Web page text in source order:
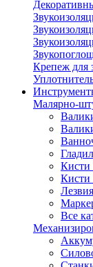
Крепеж для
Малярно-
Кисти
Кисти
Все